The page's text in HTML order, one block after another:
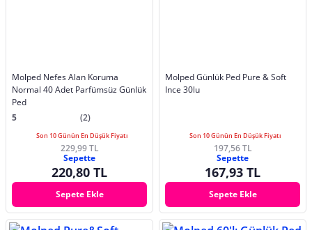
Molped Nefes Alan Koruma
Normal 40 Adet Parfümsüz Günlük
Ped
5
(2)
Son 10 Günün En Düşük Fiyatı
229,99 TL
Sepette
220,80 TL
Sepete Ekle
Molped Günlük Ped Pure & Soft
Ince 30lu
Son 10 Günün En Düşük Fiyatı
197,56 TL
Sepette
167,93 TL
Sepete Ekle